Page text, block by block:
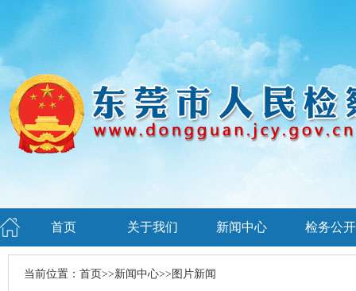
首页 关于我们 新闻中心 检务公开
当前位置： 首页>>新闻中心>> 图片新闻